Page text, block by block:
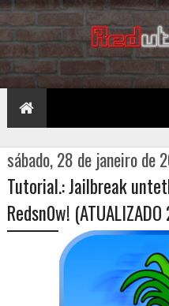
sábado, 28 de janeiro de
Tutorial.: Jailbreak
Redsn0w! (ATUALIZADO